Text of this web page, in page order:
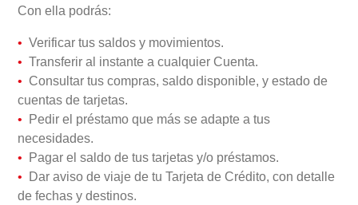
Con ella podrás:
Verificar tus saldos y movimientos.
Transferir al instante a cualquier Cuenta.
Consultar tus compras, saldo disponible, y estado de
cuentas de tarjetas.
Pedir el préstamo que más se adapte a tus
necesidades.
Pagar el saldo de tus tarjetas y/o préstamos.
Dar aviso de viaje de tu Tarjeta de Crédito, con detalle
de fechas y destinos.